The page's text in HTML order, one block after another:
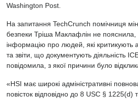
Washington Post.
На запитання TechCrunch помічниця
безпеки Тріша Маклафлін не
інформацію про людей, які критикують
та звіти, що документують діяльність
повідомила, з якої причини було
«HSI має широкі адміністративні
повісток відповідно до 8 USC §